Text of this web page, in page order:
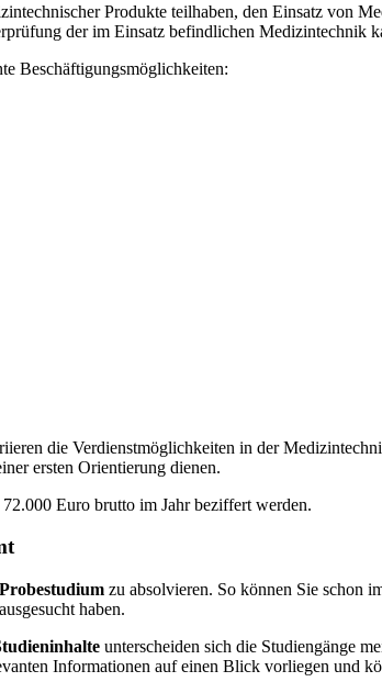
Produkte teilhaben, den Einsatz von
der im Einsatz befindlichen Medizintechnik
Beschäftigungsmöglichkeiten:
die Verdienstmöglichkeiten in der
ersten Orientierung dienen.
Euro brutto im Jahr beziffert werden.
zu absolvieren. So können Sie schon
haben.
unterscheiden sich die Studiengänge
Informationen auf einen Blick vorliegen und